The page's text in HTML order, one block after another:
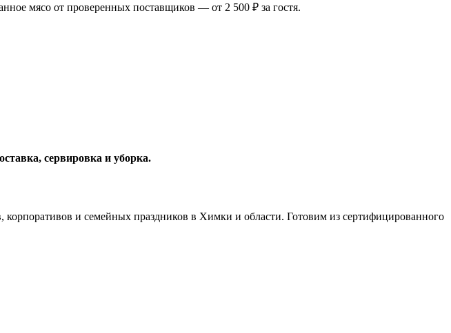
мясо от проверенных поставщиков — от 2 500 ₽ за гостя.
сервировка и уборка.
и семейных праздников в Химки и области. Готовим из сертифицированного